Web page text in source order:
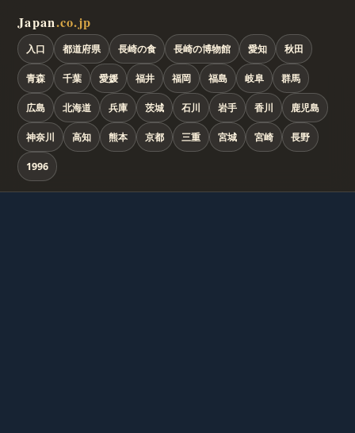
Japan.co.jp
入口 都道府県 長崎の食 長崎の博物館 愛知 秋田
青森 千葉 愛媛 福井 福岡 福島 岐阜 群馬
広島 北海道 兵庫 茨城 石川 岩手 香川 鹿児島
神奈川 高知 熊本 京都 三重 宮城 宮崎 長野
1996